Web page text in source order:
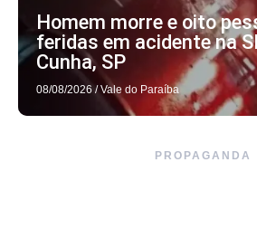
Homem morre e oito
feridas em acidente na
Cunha, SP
08/08/2026 / Vale do Paraíba
PROPAGANDA